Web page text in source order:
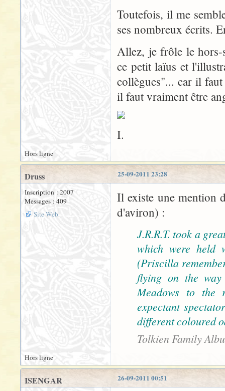
Toutefois, il me
ses nombreux écrits.
Allez, je frôle le hors-
ce petit laïus et
collègues"... car il
il faut vraiment être
I.
Hors ligne
25-09-2011 23:28
Druss
Inscription : 2007
Messages : 409
Site Web
Il existe une mention
d'aviron) :
J.R.R.T. took a
which were held
(Priscilla
flying on the
Meadows to the
expectant
different coloured
Tolkien Family
Hors ligne
26-09-2011 00:51
ISENGAR